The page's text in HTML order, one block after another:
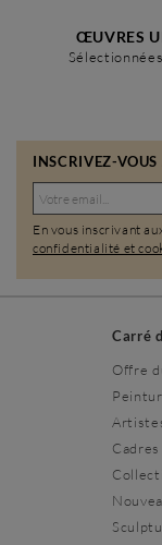
ŒUVRES
INSCRIVEZ-
En vous inscrivant
confidentialité et
Offre
Cadres